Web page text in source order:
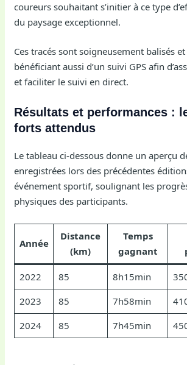
coureurs souhaitant s’initier à ce type
du paysage exceptionnel.
Ces tracés sont soigneusement balisés et
bénéficiant aussi d’un suivi GPS afin
et faciliter le suivi en direct.
Résultats et performances :
forts attendus
Le tableau ci-dessous donne un aperçu
enregistrées lors des précédentes
événement sportif, soulignant les
physiques des participants.
Année
Distance
(km)
Temps
gagnant
2022 85 8h15min
2023
85 7h58min
2024
85 7h45min